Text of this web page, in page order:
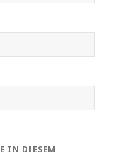
IN DIESEM